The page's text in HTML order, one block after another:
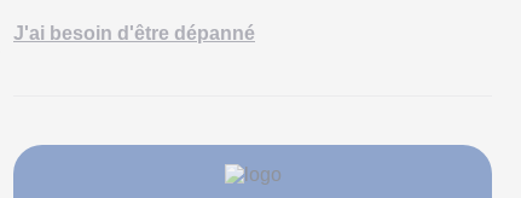
J'ai besoin d'être dépanné